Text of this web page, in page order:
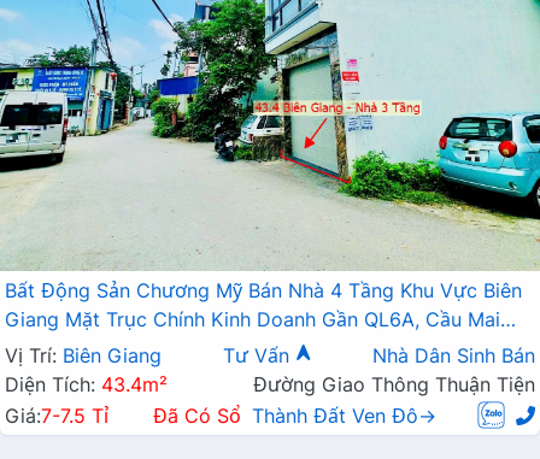
Bất Động Sản Chương Mỹ Bán Nhà 4 Tầng Khu Vực Biên
Giang Mặt Trục Chính Kinh Doanh Gần QL6A, Cầu Mai
Lĩnh Đang Mở Rộng
Vị Trí: Biên Giang Tư Vấn
Nhà Dân Sinh Bán
Diện Tích: 43.4m²
Đường Giao Thông Thuận Tiện
Giá:7-7.5 Tỉ Đã Có Sổ Thành Đất Ven Đô→